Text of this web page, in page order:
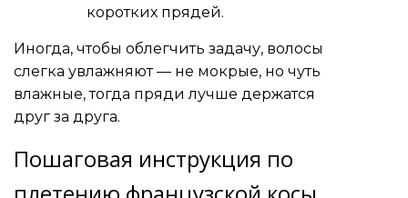
коротких прядей.
Иногда, чтобы облегчить задачу, волосы
слегка увлажняют — не мокрые, но чуть
влажные, тогда пряди лучше держатся
друг за друга.
Пошаговая инструкция по